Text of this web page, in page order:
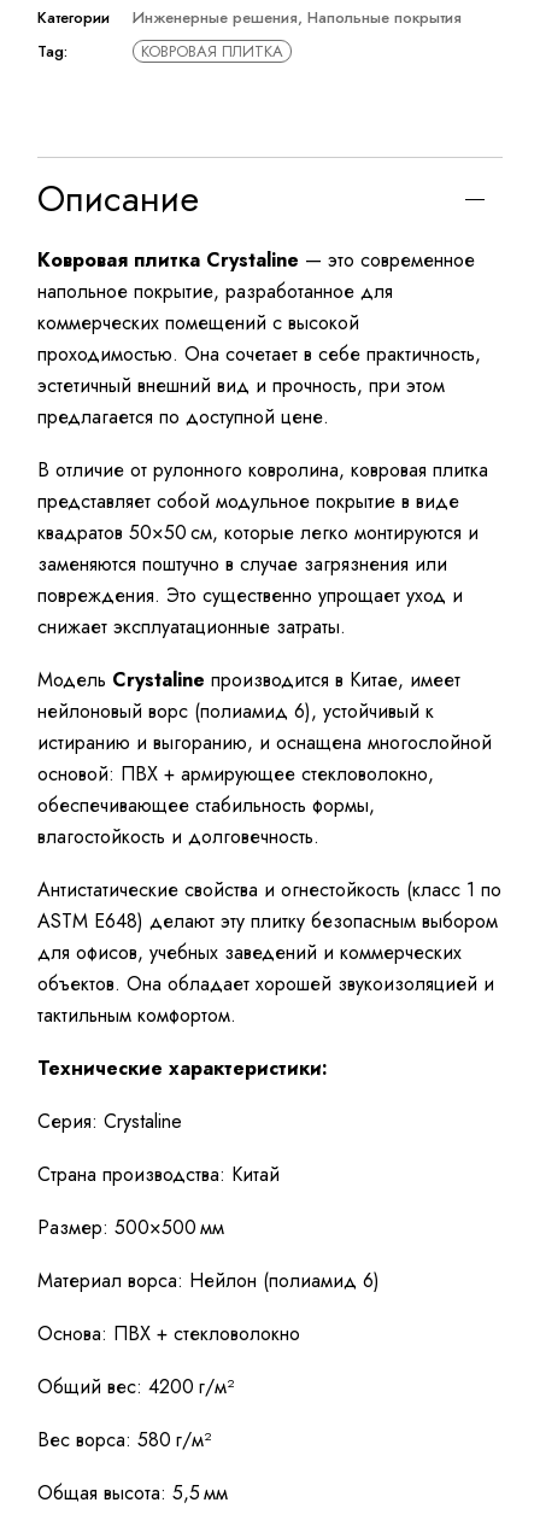
Категории
Инженерные решения,Напольные покрытия
Tag:
КОВРОВАЯ ПЛИТКА
Описание
Ковровая плитка Crystaline — это современное
напольное покрытие, разработанное для
коммерческих помещений с высокой
проходимостью. Она сочетает в себе практичность,
эстетичный внешний вид и прочность, при этом
предлагается по доступной цене.
В отличие от рулонного ковролина, ковровая плитка
представляет собой модульное покрытие в виде
квадратов 50×50 см, которые легко монтируются и
заменяются поштучно в случае загрязнения или
повреждения. Это существенно упрощает уход и
снижает эксплуатационные затраты.
Модель Crystaline производится в Китае, имеет
нейлоновый ворс (полиамид 6), устойчивый к
истиранию и выгоранию, и оснащена многослойной
основой: ПВХ + армирующее стекловолокно,
обеспечивающее стабильность формы,
влагостойкость и долговечность.
Антистатические свойства и огнестойкость (класс 1 по
ASTM E648) делают эту плитку безопасным выбором
для офисов, учебных заведений и коммерческих
объектов. Она обладает хорошей звукоизоляцией и
тактильным комфортом.
Технические характеристики:
Серия: Crystaline
Страна производства: Китай
Размер: 500×500 мм
Материал ворса: Нейлон (полиамид 6)
Основа: ПВХ + стекловолокно
Общий вес: 4200 г/м²
Вес ворса: 580 г/м²
Общая высота: 5,5 мм